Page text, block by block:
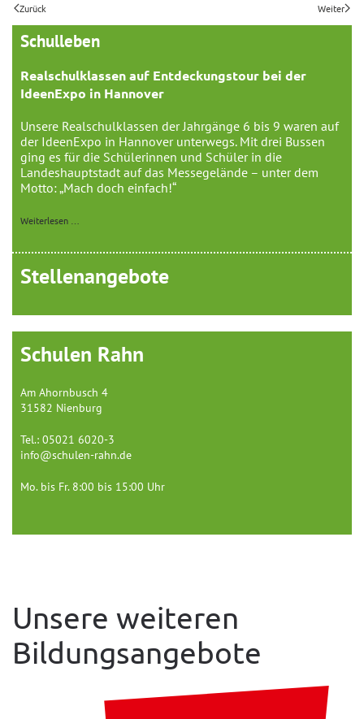
Zurück Weiter
Schulleben
Realschulklassen auf Entdeckungstour bei der
IdeenExpo in Hannover
Unsere Realschulklassen der Jahrgänge 6 bis 9 waren auf
der IdeenExpo in Hannover unterwegs. Mit drei Bussen
ging es für die Schülerinnen und Schüler in die
Landeshauptstadt auf das Messegelände – unter dem
Motto: „Mach doch einfach!“
Weiterlesen …
Stellenangebote
Schulen Rahn
Am Ahornbusch 4
31582 Nienburg
Tel.: 05021 6020-3
info@schulen-rahn.de
Mo. bis Fr. 8:00 bis 15:00 Uhr
Unsere weiteren
Bildungsangebote